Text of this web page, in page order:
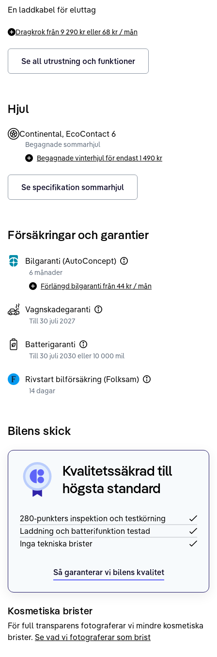
En laddkabel för eluttag
Dragkrok från 9 290 kreller68 kr / mån
Se all utrustning och funktioner
Hjul
Continental, EcoContact 6
Begagnade sommarhjul
Begagnade vinterhjul för endast1 490 kr
Se specifikation sommarhjul
Försäkringar och garantier
Bilgaranti (AutoConcept)
6 månader
Förlängd bilgaranti från 44 kr / mån
Vagnskadegaranti
Till 30 juli 2027
Batterigaranti
Till 30 juli 2030 eller 10 000 mil
Rivstart bilförsäkring (Folksam)
14 dagar
Bilens skick
Kvalitetssäkrad till
högsta standard
280-punkters inspektion och testkörning
Laddning och batterifunktion testad
Inga tekniska brister
Så garanterar vi bilens kvalitet
Kosmetiska brister
För full transparens fotograferar vi mindre kosmetiska
brister. Se vad vi fotograferar som brist